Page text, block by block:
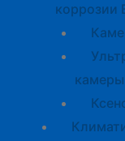
коррозии
камеры